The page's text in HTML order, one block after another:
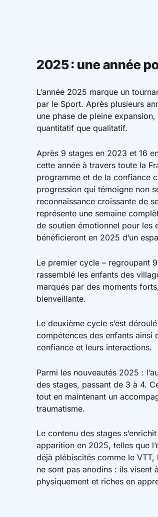
2025 : une année
L’année 2025 marque un
par le Sport. Après plusieurs
une phase de pleine
quantitatif que qualitatif.
Après 9 stages en 2023 et 16
cette année à travers toute la
programme et de la confiance
progression qui témoigne non
reconnaissance croissante de
représente une semaine
de soutien émotionnel pour les
bénéficieront en 2025 d’un
Le premier cycle – regroupant
rassemblé les enfants des
marqués par des moments
bienveillante.
Le deuxième cycle s’est
compétences des enfants ainsi
confiance et leurs interactions.
Parmi les nouveautés 2025 :
des stages, passant de 3 à 4.
tout en maintenant un
traumatisme.
Le contenu des stages
apparition en 2025, telles que
déjà plébiscités comme le
ne sont pas anodins : ils visent
physiquement et riches en